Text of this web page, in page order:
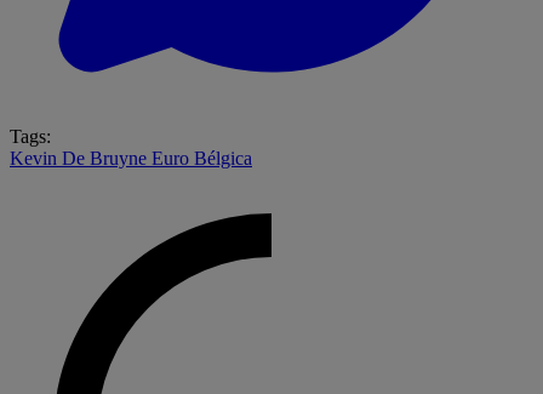
Tags:
Kevin De Bruyne Euro Bélgica